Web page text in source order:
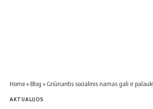
Home» Blog » Griūnantis socialinis namas gali ir
AKTUALIJOS